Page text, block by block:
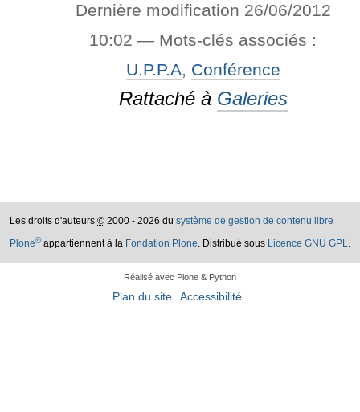
Dernière modification 26/06/2012
10:02— Mots-clés associés :
U.P.P.A, Conférence
Rattaché à Galeries
Les droits d'auteurs © 2000 - 2026 du système de gestion de contenu libre
Plone®appartiennent à la Fondation Plone. Distribué sous Licence GNU GPL.
Réalisé avec Plone & Python
Plan du site Accessibilité